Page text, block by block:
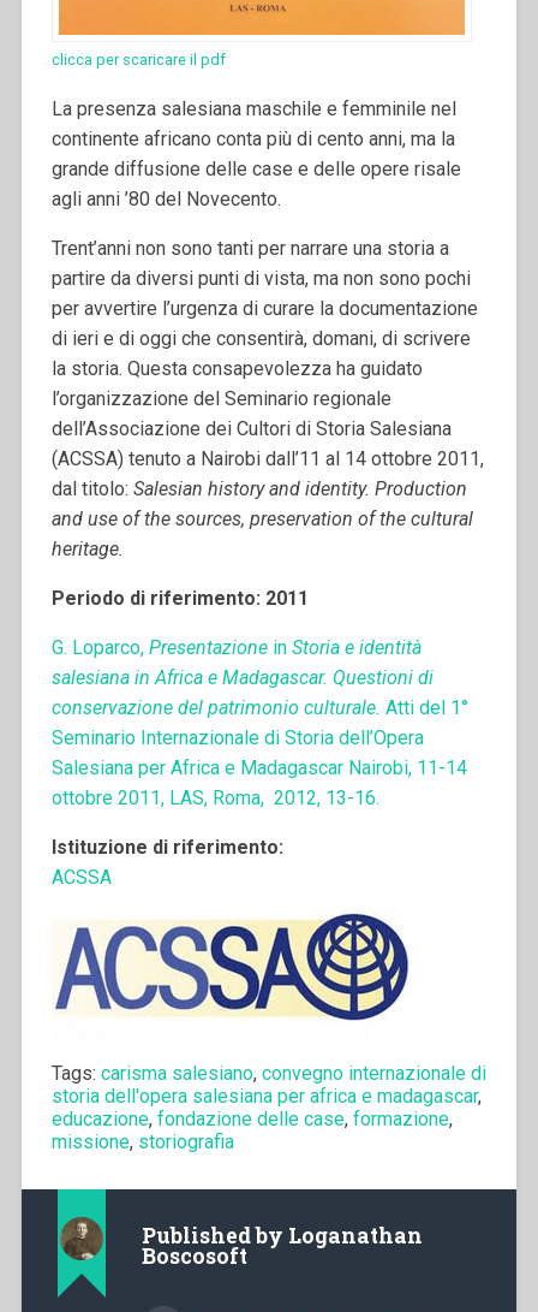
clicca per scaricare il pdf
La presenza salesiana maschile e femminile nel
continente africano conta più di cento anni, ma la
grande diffusione delle case e delle opere risale
agli anni ’80 del Novecento.
Trent’anni non sono tanti per narrare una storia a
partire da diversi punti di vista, ma non sono pochi
per avvertire l’urgenza di curare la documentazione
di ieri e di oggi che consentirà, domani, di scrivere
la storia. Questa consapevolezza ha guidato
l’organizzazione del Seminario regionale
dell’Associazione dei Cultori di Storia Salesiana
(ACSSA) tenuto a Nairobi dall’11 al 14 ottobre 2011,
dal titolo: Salesian history and identity. Production
and use of the sources, preservation of the cultural
heritage.
Periodo di riferimento: 2011
G. Loparco, PresentazioneinStoria e identità
salesiana in Africa e Madagascar. Questioni di
conservazione del patrimonio culturale. Atti del 1°
Seminario Internazionale di Storia dell’Opera
Salesiana per Africa e Madagascar Nairobi, 11-14
ottobre 2011, LAS, Roma, 2012, 13-16.
Istituzione di riferimento:
ACSSA
Tags: carisma salesiano, convegno internazionale di
storia dell'opera salesiana per africa e madagascar,
educazione, fondazione delle case, formazione,
missione, storiografia
Published by Loganathan
Boscosoft